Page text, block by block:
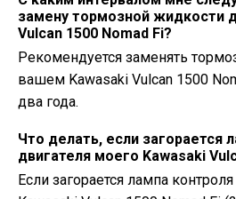
замену тормозной жидкости
Vulcan 1500 Nomad Fi?
Рекомендуется заменять
вашем Kawasaki Vulcan 1500
два года.
Что делать, если загорается
двигателя моего Kawasaki
Если загорается лампа